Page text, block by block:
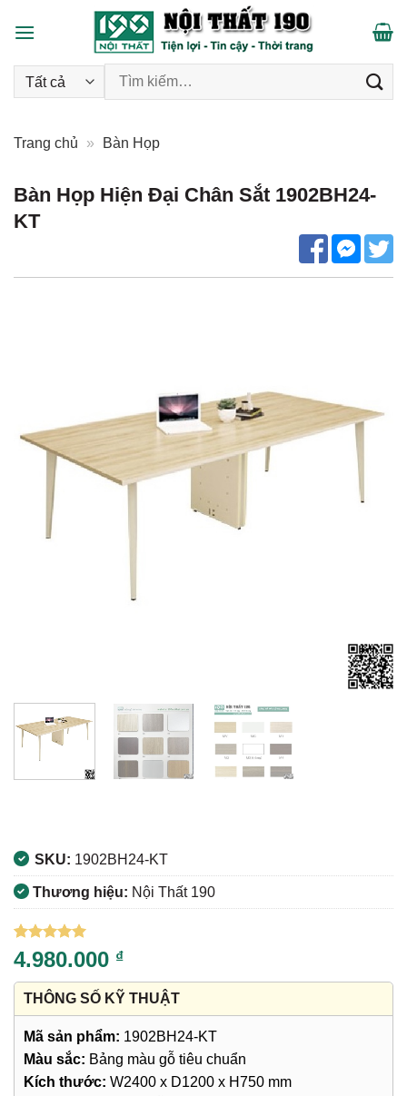
Tìm kiếm:
Trang chủ » Bàn Họp
Bàn Họp Hiện Đại Chân Sắt 1902BH24-
KT
SKU: 1902BH24-KT
Thương hiệu: Nội Thất 190
5trên 5
dựa trên
1
đánh giá
4.980.000 ₫
THÔNG SỐ KỸ THUẬT
Mã sản phẩm: 1902BH24-KT
Màu sắc: Bảng màu gỗ tiêu chuẩn
Kích thước: W2400 x D1200 x H750 mm